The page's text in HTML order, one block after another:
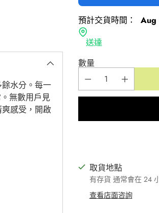
水分。每一
無數用戶見
感受，開啟
預計交貨時間：
Aug
送達
數量
取貨地點
有存貨 通常會在 24
查看店面咨詢